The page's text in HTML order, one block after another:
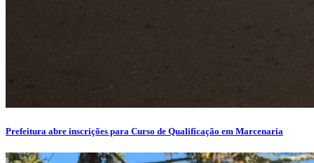
Prefeitura abre inscrições para Curso de Qualificação em Marcenaria